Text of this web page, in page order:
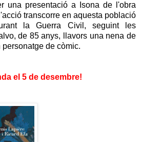
una presentació a Isona de l'obra
transcorre en aquesta població
la Guerra Civil, seguint les
de 85 anys, llavors una nena de
de còmic.
el 5 de desembre!